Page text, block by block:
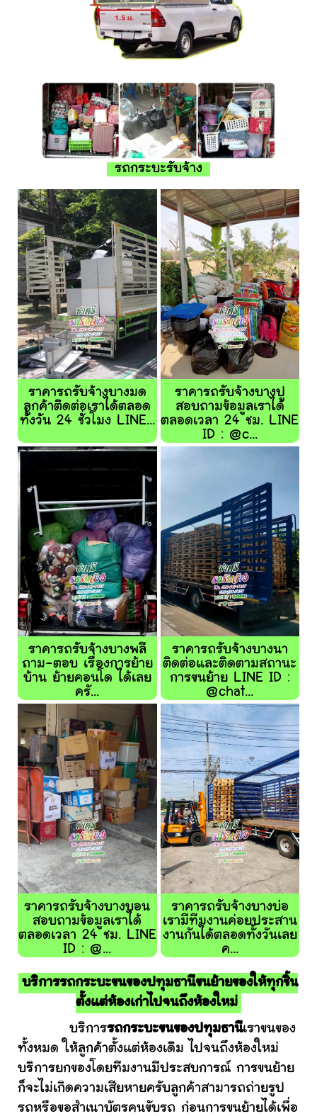
รถกระบะรับจ้าง
ราคารถรับจ้างบางมด
ลูกค้าติดต่อเราได้ตลอด
ทั้งวัน 24 ชั่วโมง LINE...
ราคารถรับจ้างบางปู
สอบถามข้อมูลเราได้
ตลอดเวลา 24 ชม. LINE
ID : @c...
ราคารถรับจ้างบางพลี
ถาม-ตอบ เรื่องการย้าย
บ้าน ย้ายคอนโด ได้เลย
ครั...
ราคารถรับจ้างบางนา
ติดต่อและติดตามสถานะ
การขนย้าย LINE ID :
@chat...
ราคารถรับจ้างบางบอน
สอบถามข้อมูลเราได้
ตลอดเวลา 24 ชม. LINE
ID : @...
ราคารถรับจ้างบางบ่อ
เรามีทีมงานค่อยประสาน
งานกันได้ตลอดทั้งวันเลย
ค...
บริการรถกระบะขนของปทุมธานีขนย้ายของให้ทุกชิ้น
ตั้งแต่ห้องเก่าไปจนถึงห้องใหม่
บริการรถกระบะขนของปทุมธานีเราขนของ
ทั้งหมด ให้ลูกค้าตั้งแต่ห้องเดิม ไปจนถึงห้องใหม่
บริการยกของโดยทีมงานมีประสบการณ์ การขนย้าย
ก็จะไม่เกิดความเสียหายครับลูกค้าสามารถถ่ายรูป
รถหรือขอสำเนาบัตรคนขับรถ ก่อนการขนย้ายได้เพื่อ